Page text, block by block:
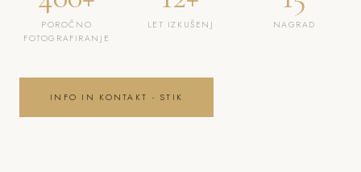
POROČNO
FOTOGRAFIRANJE
LET IZKUŠENJ NAGRAD
INFO IN KONTAKT - STIK